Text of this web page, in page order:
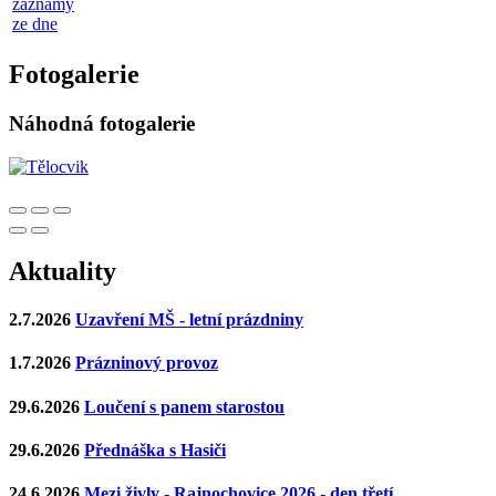
záznamy
ze dne
Fotogalerie
Náhodná fotogalerie
Aktuality
2.7.2026 Uzavření MŠ - letní prázdniny
1.7.2026 Prázninový provoz
29.6.2026 Loučení s panem starostou
29.6.2026 Přednáška s Hasiči